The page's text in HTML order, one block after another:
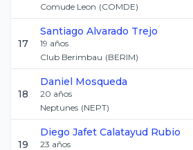
Comude Leon (COMDE)
17
Santiago Alvarado Trejo
19 años
Club Berimbau (BERIM)
18
Daniel Mosqueda
20 años
Neptunes (NEPT)
19
Diego Jafet Calatayud Rubio
23 años